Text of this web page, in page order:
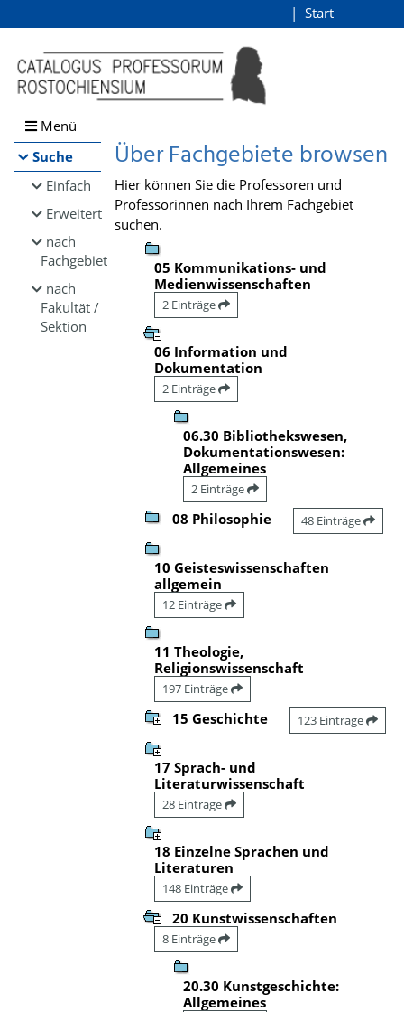
Browsen
direkt zum Inhalt
Start
Menü
Suche
Einfach
Erweitert
nach
Fachgebiet
nach
Fakultät /
Sektion
Über Fachgebiete browsen
Hier können Sie die Professoren und
Professorinnen nach Ihrem Fachgebiet
suchen.
05 Kommunikations- und
Medienwissenschaften
2 Einträge
06 Information und
Dokumentation
2 Einträge
06.30 Bibliothekswesen,
Dokumentationswesen:
Allgemeines
2 Einträge
08 Philosophie 48 Einträge
10 Geisteswissenschaften
allgemein
12 Einträge
11 Theologie,
Religionswissenschaft
197 Einträge
15 Geschichte 123 Einträge
17 Sprach- und
Literaturwissenschaft
28 Einträge
18 Einzelne Sprachen und
Literaturen
148 Einträge
20 Kunstwissenschaften
8 Einträge
20.30 Kunstgeschichte:
Allgemeines